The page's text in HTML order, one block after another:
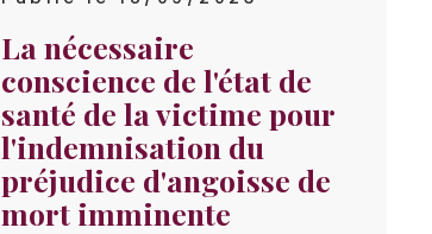
La nécessaire
conscience de l'état de
santé de la victime pour
l'indemnisation du
préjudice d'angoisse de
mort imminente